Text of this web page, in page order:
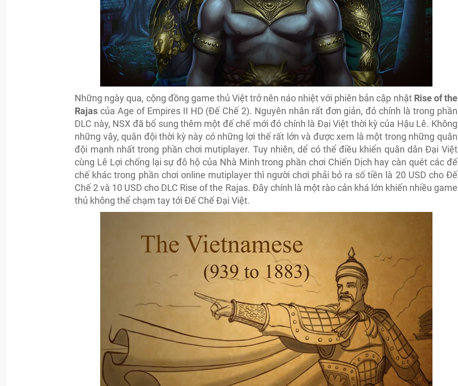
Những ngày qua, cộng đồng game thủ Việt trở nên náo nhiệt với phiên bản cập nhật Rise of the
RajascủaAge of Empires II HD (Đế Chế 2). Nguyên nhân rất đơn giản, đó chính là trong phần
DLC này, NSX đã bổ sung thêm một đế chế mới đó chính là Đại Việt thời kỳ của Hậu Lê. Không
những vậy, quân đội thời kỳ này có những lợi thế rất lớn và được xem là một trong những quân
đội mạnh nhất trong phần chơi mutiplayer. Tuy nhiên, dể có thể điều khiển quân dân Đại Việt
cùng Lê Lợi chống lại sự đô hộ của Nhà Minh trong phần chơi Chiến Dịch hay càn quét các đế
chế khác trong phần chơi online mutiplayer thì người chơi phải bỏ ra số tiền là 20 USD cho Đế
Chế 2 và 10 USD cho DLC Rise of the Rajas. Đây chính là một rào cản khá lớn khiến nhiều game
thủ không thể chạm tay tới Đế Chế Đại Việt.